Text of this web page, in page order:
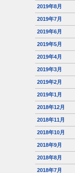
2019年8月
2019年7月
2019年6月
2019年5月
2019年4月
2019年3月
2019年2月
2019年1月
2018年12月
2018年11月
2018年10月
2018年9月
2018年8月
2018年7月